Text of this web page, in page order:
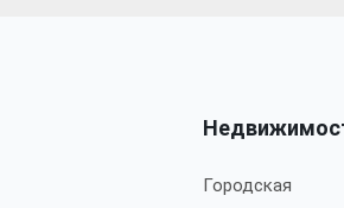
Городская